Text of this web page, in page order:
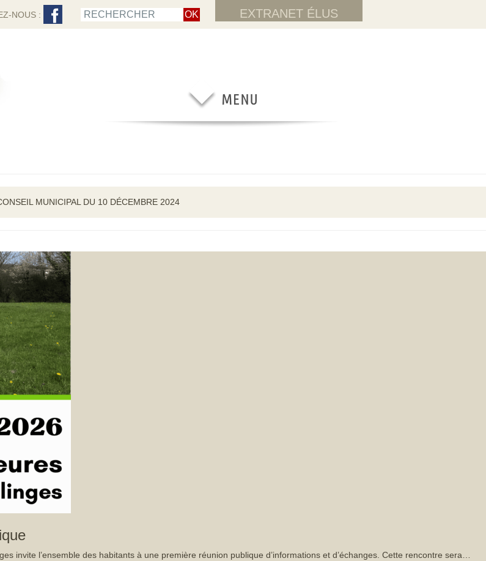
EXTRANET ÉLUS
NOUS :
MUNICIPAL DU 10 DÉCEMBRE 2024
invite l’ensemble des habitants à une première réunion publique d’informations et d’échanges. Cette rencontre sera…